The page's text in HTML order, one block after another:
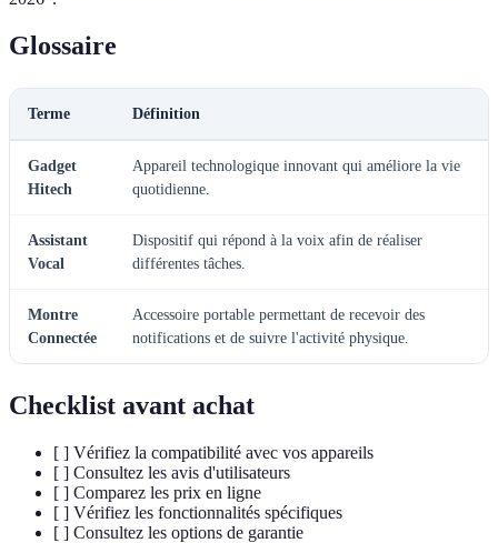
Glossaire
Terme Définition
Gadget
Hitech
Appareil technologique innovant qui améliore la vie
quotidienne.
Assistant
Vocal
Dispositif qui répond à la voix afin de réaliser
différentes tâches.
Montre
Connectée
Accessoire portable permettant de recevoir des
notifications et de suivre l'activité physique.
Checklist avant achat
[ ] Vérifiez la compatibilité avec vos appareils
[ ] Consultez les avis d'utilisateurs
[ ] Comparez les prix en ligne
[ ] Vérifiez les fonctionnalités spécifiques
[ ] Consultez les options de garantie